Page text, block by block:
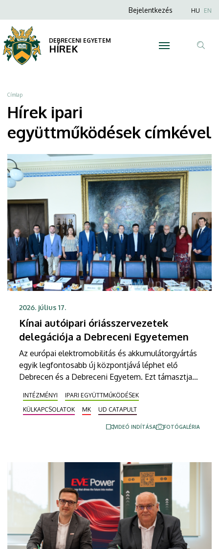
együttműködések
|
DEBRECENI
EGYETEM
a
tartalomra
Anonim
menüje
Bejelentkezés HU EN
DEBRECENI EGYETEM
HÍREK
Morzsa
Címlap
Hírek ipari
együttműködések címkével
2026. július 17.
Kínai autóipari óriásszervezetek
delegációja a Debreceni Egyetemen
Az európai elektromobilitás és akkumulátorgyártás
egyik legfontosabb új központjává léphet elő
Debrecen és a Debreceni Egyetem. Ezt támasztja
rangú kínai delegációt fogadtak az intézmény
vezetői a Főépület Rektori Tanácstermében. A
megbeszélés fókuszában az egyetem hivatalos
INTÉZMÉNYI
IPARI EGYÜTTMŰKÖDÉSEK
KÜLKAPCSOLATOK
MK UD CATAPULT
VIDEÓ INDÍTÁSA FOTÓGALÉRIA